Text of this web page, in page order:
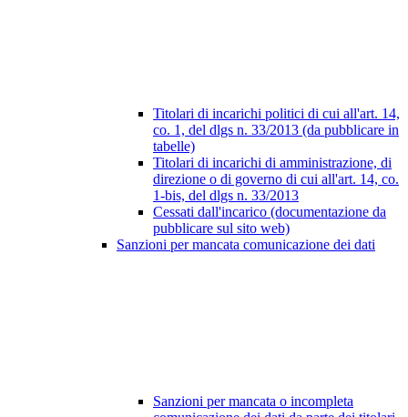
Titolari di incarichi politici di cui all'art. 14,
co. 1, del dlgs n. 33/2013 (da pubblicare in
tabelle)
Titolari di incarichi di amministrazione, di
direzione o di governo di cui all'art. 14, co.
1-bis, del dlgs n. 33/2013
Cessati dall'incarico (documentazione da
pubblicare sul sito web)
Sanzioni per mancata comunicazione dei dati
Sanzioni per mancata o incompleta